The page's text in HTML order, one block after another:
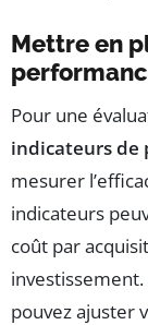
Mettre en
Pour une
indicateurs de
mesurer
indicateurs
coût par
investissement.
pouvez ajuster